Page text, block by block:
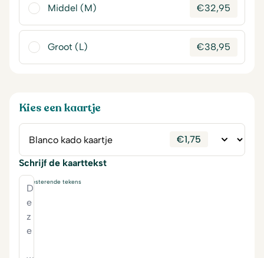
Middel (M) €32,95
Groot (L) €38,95
Kies een kaartje
€1,75
Schrijf de kaarttekst
resterende tekens